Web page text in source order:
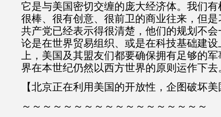
它是与美国密切交缠的庞大经济体。我们
很棒、很有创意、很前卫的商业往来，但
共产党已经表示得很清楚，他们的规划不
论是在世界贸易组织、或是在科技基础建
上，美国及其盟友们都要确保拥有足够的
界在本世纪仍然以西方世界的原则运作下去
【北京正在利用美国的开放性，企图破坏美
～～～～～～～～～～～～～～～～～～